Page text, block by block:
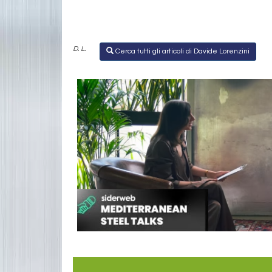
D. L. Cerca tutti gli articoli di Davide Lorenzini